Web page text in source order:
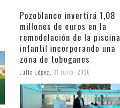
Pozoblanco invertirá 1,08
millones de euros en la
remodelación de la piscina
infantil incorporando una
zona de toboganes
Julia López 31 julio, 2026